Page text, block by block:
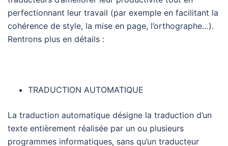
perfectionnant leur travail (par exemple en facilitant la
cohérence de style, la mise en page, l’orthographe…).
Rentrons plus en détails :
TRADUCTION AUTOMATIQUE
La traduction automatique désigne la traduction d’un
texte entièrement réalisée par un ou plusieurs
programmes informatiques, sans qu’un traducteur